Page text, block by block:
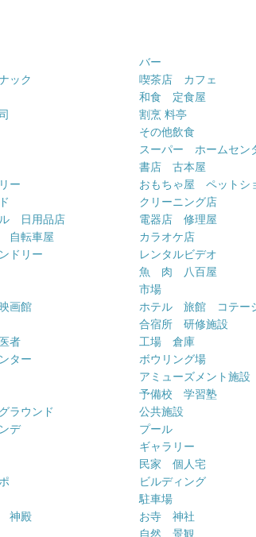
バー
ック
喫茶店 カフェ
和食 定食屋
割烹 料亭
その他飲食
スーパー ホームセン
書店 古本屋
ー
おもちゃ屋 ペットシ
クリーニング店
日用品店
電器店 修理屋
自転車屋
カラオケ店
ドリー
レンタルビデオ
魚 肉 八百屋
市場
画館
ホテル 旅館 コテー
合宿所 研修施設
者
工場 倉庫
ター
ボウリング場
アミューズメント施設
予備校 学習塾
ラウンド
公共施設
デ
プール
ギャラリー
民家 個人宅
ビルディング
駐車場
神殿
お寺 神社
自然 景観